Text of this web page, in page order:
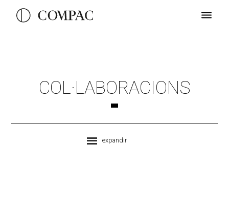
COL·LABORACIONS
expandir